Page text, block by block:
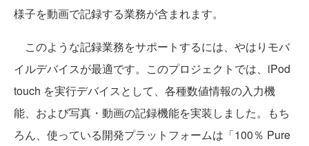
様子を動画で記録する業務が含まれます。
このような記録業務をサポートするには、やはりモバ
イルデバイスが最適です。このプロジェクトでは、iPod
touch を実行デバイスとして、各種数値情報の入力機
能、および写真・動画の記録機能を実装しました。もち
ろん、使っている開発プラットフォームは「100％ Pure